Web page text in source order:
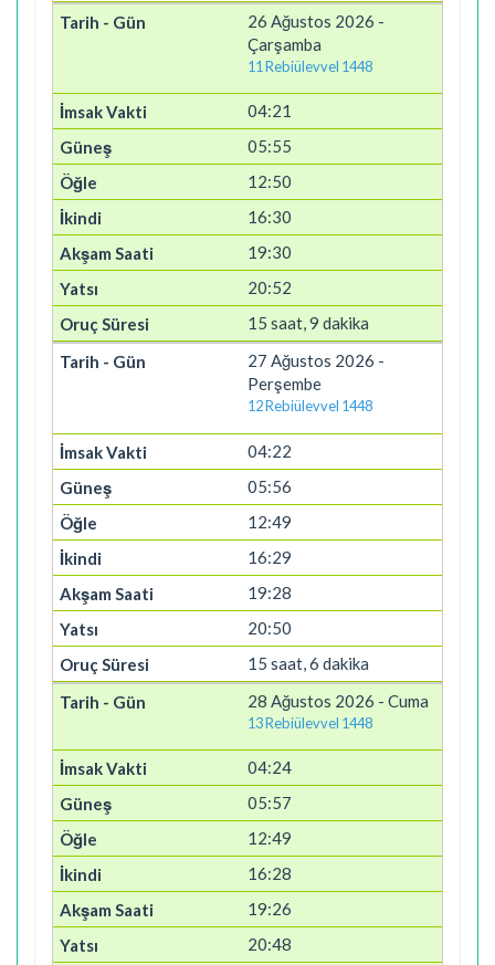
26 Ağustos 2026 -
Çarşamba
11 Rebiülevvel 1448
04:21
05:55
12:50
16:30
19:30
20:52
15 saat, 9 dakika
27 Ağustos 2026 -
Perşembe
12 Rebiülevvel 1448
04:22
05:56
12:49
16:29
19:28
20:50
15 saat, 6 dakika
28 Ağustos 2026 - Cuma
13 Rebiülevvel 1448
04:24
05:57
12:49
16:28
19:26
20:48